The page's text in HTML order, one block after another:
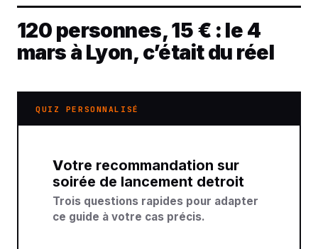
120 personnes, 15 € : le 4
mars à Lyon, c’était du réel
QUIZ PERSONNALISÉ
Votre recommandation sur
soirée de lancement detroit
Trois questions rapides pour adapter
ce guide à votre cas précis.